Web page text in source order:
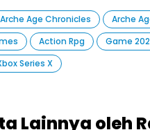
Arche Age Chronicles
Arche
Action Rpg Game
Series X
Lainnya oleh